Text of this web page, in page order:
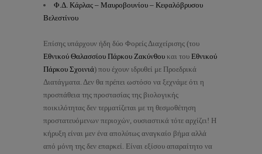
Φ.Δ. Κάρλας – Μαυροβουνίου – Κεφαλόβρυσου
Βελεστίνου
Επίσης υπάρχουν ήδη δύο Φορείς Διαχείρισης (του
Εθνικού Θαλασσίου Πάρκου Ζακύνθου και του Εθνικού
Πάρκου Σχοινιά) που έχουν ιδρυθεί με Προεδρικά
Διατάγματα. Δεν θα πρέπει ωστόσο να ξεχνάμε ότι η
προσπάθεια της προστασίας της βιολογικής
ποικιλότητας δεν τερματίζεται με τη θεσμοθέτηση
προστατευόμενων περιοχών, ουσιαστικά τότε αρχίζει! Η
κήρυξη είναι μεν ένα απολύτως αναγκαίο βήμα αλλά
από μόνη της δεν επαρκεί. Είναι εξίσου απαραίτητο να